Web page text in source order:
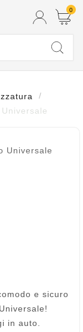
0
e sicuro
in auto.